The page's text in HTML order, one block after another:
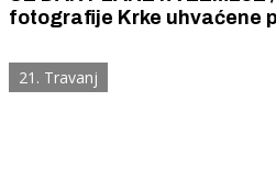
fotografije Krke uhvaćene
21. Travanj